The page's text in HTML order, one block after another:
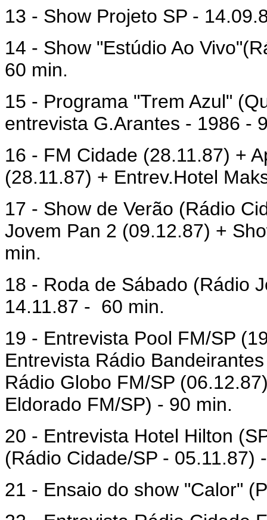
13 - Show Projeto SP -
14 - Show "Estúdio Ao
60 min.
15 - Programa "Trem Azul"
entrevista G.Arantes - 1986 -
16 - FM Cidade (28.11.87) +
(28.11.87) + Entrev.Hotel
17 - Show de Verão (Rádio
Jovem Pan 2 (09.12.87) +
min.
18 - Roda de Sábado (Rádio
14.11.87 - 60 min.
19 - Entrevista Pool FM/SP
Entrevista Rádio
Rádio Globo FM/SP
Eldorado FM/SP) - 90 min.
20 - Entrevista Hotel Hilton
(Rádio Cidade/SP - 05.11.87)
21 - Ensaio do show "Calor"